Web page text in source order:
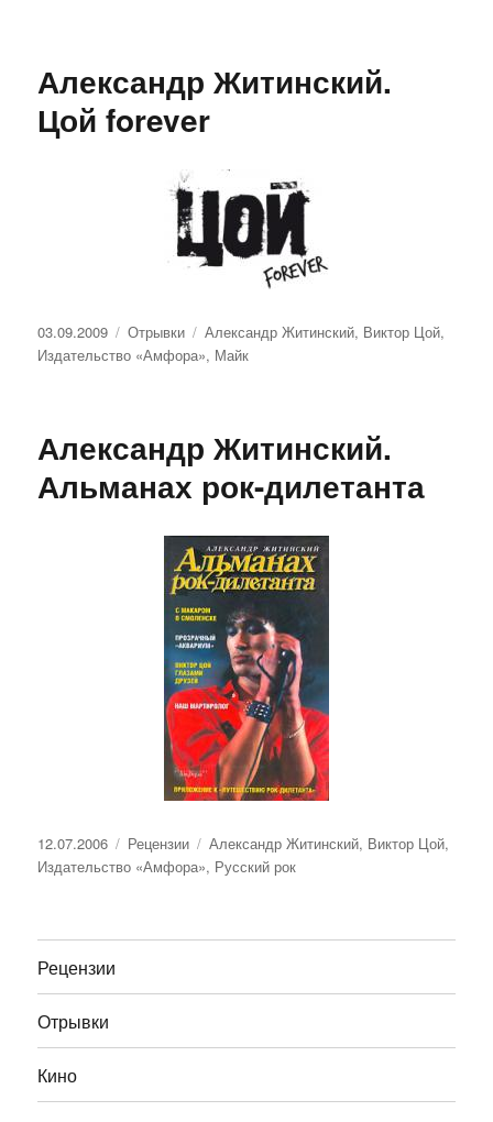
Александр Житинский.
Цой forever
Опубликовано
03.09.2009 Рубрики
Отрывки Метки
Александр Житинский, Виктор Цой,
Издательство «Амфора», Майк
Александр Житинский.
Альманах рок-дилетанта
Опубликовано
12.07.2006 Рубрики
Рецензии Метки
Александр Житинский, Виктор Цой,
Издательство «Амфора», Русский рок
Рецензии
Отрывки
Кино